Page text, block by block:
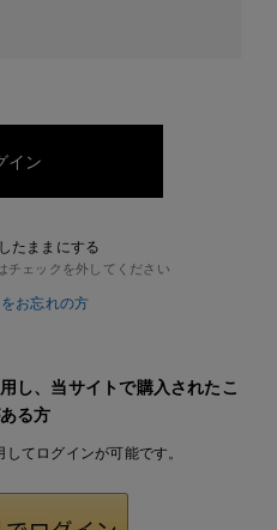
たままにする
チェックを外してください
お忘れの方
し、当サイトで購入されたこ
る方
てログインが可能です。